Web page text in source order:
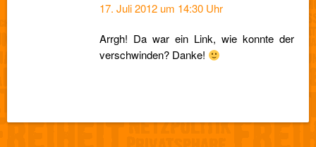
17. Juli 2012 um 14:30 Uhr
Arrgh! Da war ein Link, wie konnte der
verschwinden? Danke!